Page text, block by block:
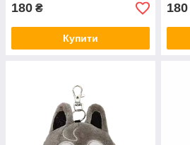
180 ₴
Купити
180